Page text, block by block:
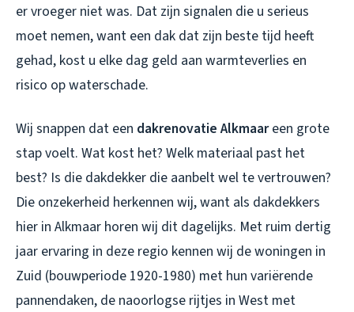
er vroeger niet was. Dat zijn signalen die u serieus
moet nemen, want een dak dat zijn beste tijd heeft
gehad, kost u elke dag geld aan warmteverlies en
risico op waterschade.
Wij snappen dat een dakrenovatie Alkmaareen grote
stap voelt. Wat kost het? Welk materiaal past het
best? Is die dakdekker die aanbelt wel te vertrouwen?
Die onzekerheid herkennen wij, want als dakdekkers
hier in Alkmaar horen wij dit dagelijks. Met ruim dertig
jaar ervaring in deze regio kennen wij de woningen in
Zuid (bouwperiode 1920-1980) met hun variërende
pannendaken, de naoorlogse rijtjes in West met